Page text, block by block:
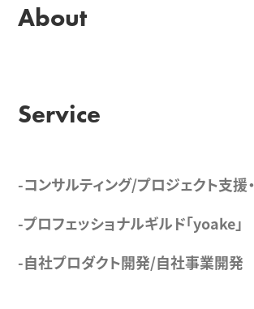
About
Service
-コンサルティング/プロジェクト支援
-プロフェッショナルギルド「yoake」
-自社プロダクト開発/自社事業開発